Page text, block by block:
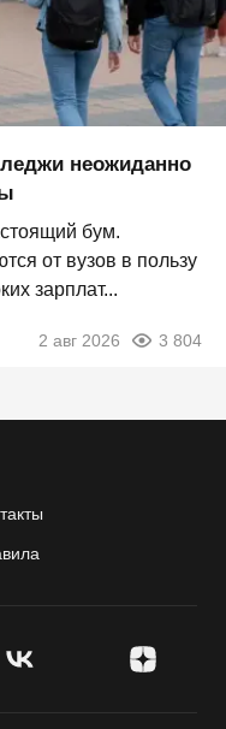
неожиданно
бум.
от вузов в пользу
зарплат...
2 авг 2026 3 804